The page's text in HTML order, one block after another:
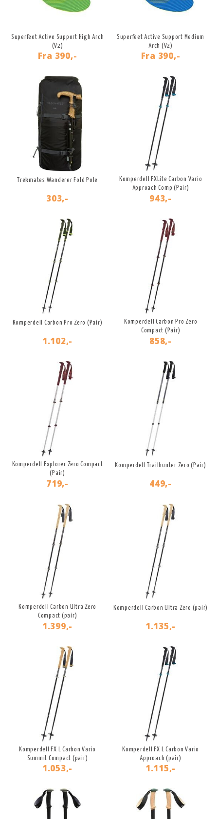
Superfeet Active Support High Arch
(V2)
Fra 390,-
Superfeet Active Support Medium
Arch (V2)
Fra 390,-
Trekmates Wanderer Fold Pole
303,-
Komperdell FXLite Carbon Vario
Approach Comp (Pair)
943,-
Komperdell Carbon Pro Zero (Pair)
1.102,-
Komperdell Carbon Pro Zero
Compact (Pair)
858,-
Komperdell Explorer Zero Compact
(Pair)
719,-
Komperdell Trailhunter Zero (Pair)
449,-
Komperdell Carbon Ultra Zero
Compact (pair)
1.399,-
Komperdell Carbon Ultra Zero (pair)
1.135,-
Komperdell FX L Carbon Vario
Summit Compact (pair)
1.053,-
Komperdell FX L Carbon Vario
Approach (pair)
1.115,-